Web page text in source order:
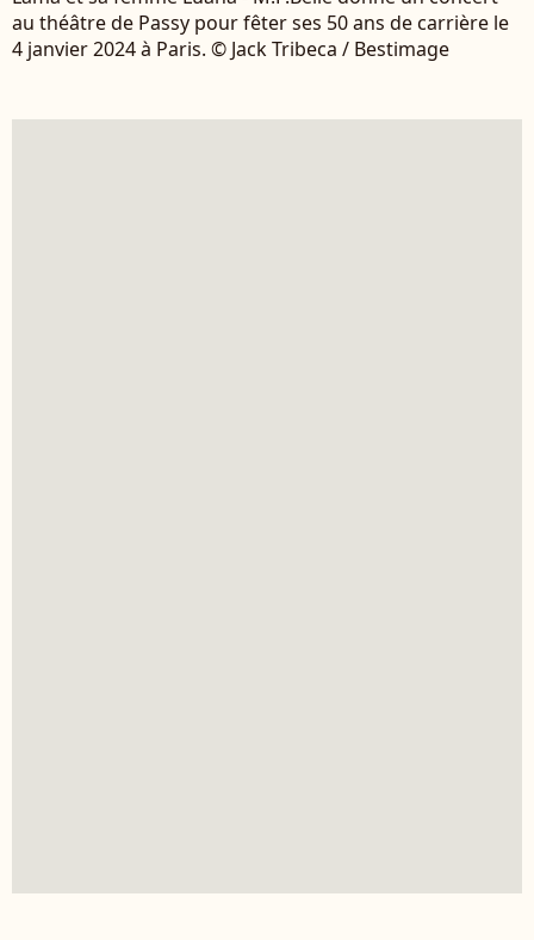
au théâtre de Passy pour fêter ses 50 ans de carrière le
4 janvier 2024 à Paris. © Jack Tribeca / Bestimage